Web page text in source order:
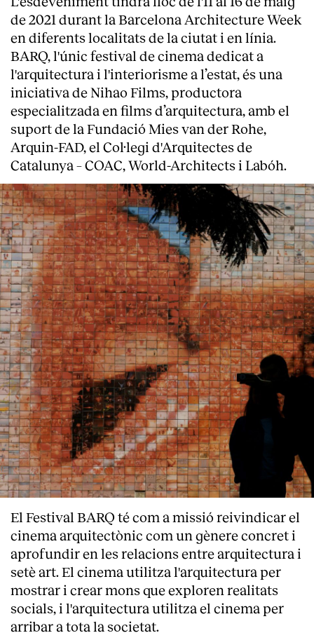
About
de 2021 durant la Barcelona Architecture Week
en diferents localitats de la ciutat i en línia.
BARQ, l'únic festival de cinema dedicat a
l'arquitectura i l'interiorisme a l’estat, és una
iniciativa de Nihao Films, productora
especialitzada en films d’arquitectura, amb el
suport de la Fundació Mies van der Rohe,
Arquin-FAD, el Col·legi d'Arquitectes de
Catalunya – COAC, World-Architects i Labóh.
El Festival BARQ té com a missió reivindicar el
cinema arquitectònic com un gènere concret i
aprofundir en les relacions entre arquitectura i
setè art. El cinema utilitza l'arquitectura per
mostrar i crear mons que exploren realitats
socials, i l'arquitectura utilitza el cinema per
arribar a tota la societat.